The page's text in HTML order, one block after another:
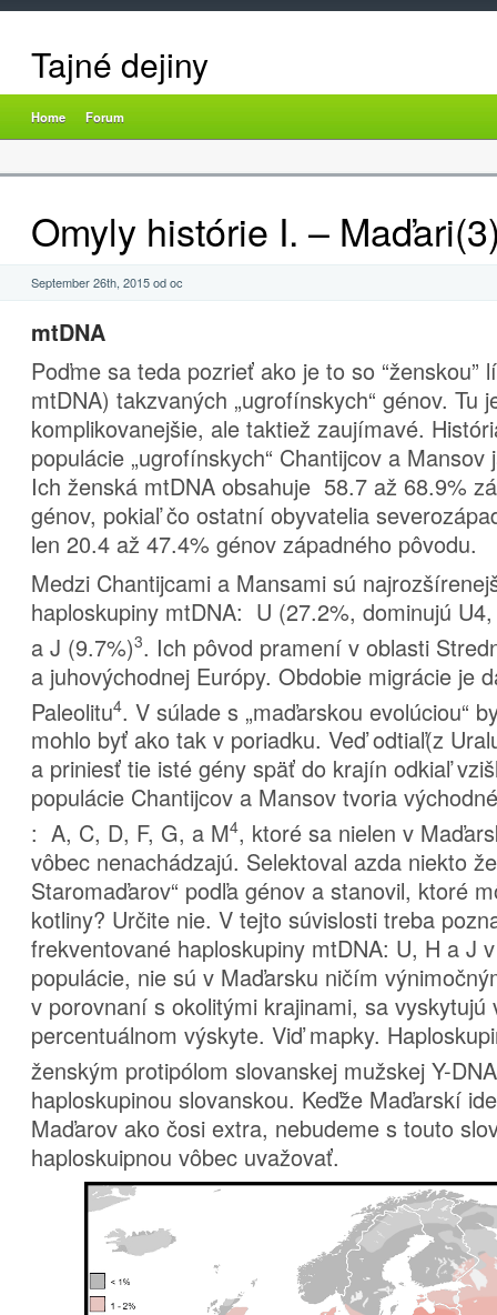
Tajné dejiny
Home Forum
Omyly histórie I. –
September 26th, 2015 od oc
mtDNA
Poďme sa teda pozrieť ako je to so “ženskou”
mtDNA) takzvaných „ugrofínskych“ génov. Tu
komplikovanejšie, ale taktiež zaujímavé.
populácie „ugrofínskych“ Chantijcov a
Ich ženská mtDNA obsahuje 58.7 až 68.9%
génov, pokiaľ čo ostatní obyvatelia
len 20.4 až 47.4% génov západného pôvodu.
Medzi Chantijcami a Mansami sú
haploskupiny mtDNA: U (27.2%, dominujú
a J (9.7%)3. Ich pôvod pramení v oblasti
a juhovýchodnej Európy. Obdobie migrácie je
Paleolitu4. V súlade s „maďarskou evolúciou“
mohlo byť ako tak v poriadku. Veď odtiaľ(z
a priniesť tie isté gény späť do krajín odkiaľ
populácie Chantijcov a Mansov tvoria
: A, C, D, F, G, a M4, ktoré sa nielen v
vôbec nenachádzajú. Selektoval azda niekto
Staromaďarov“ podľa génov a stanovil, ktoré
kotliny? Určite nie. V tejto súvislosti treba
frekventované haploskupiny mtDNA: U, H a J
populácie, nie sú v Maďarsku ničím
v porovnaní s okolitými krajinami, sa vyskytujú
percentuálnom výskyte. Viď mapky.
ženským protipólom slovanskej mužskej Y-
haploskupinou slovanskou. Keďže Maďarskí
Maďarov ako čosi extra, nebudeme s touto
haploskuipnou vôbec uvažovať.